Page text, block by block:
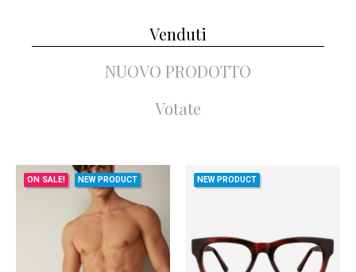
Venduti
NUOVO PRODOTTO
Votate
NEW PRODUCT ONLINE ONLY